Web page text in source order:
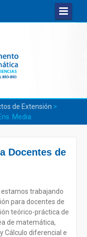
de Extensión >
Media
Docentes de
trabajando
para docentes de
teórico-práctica de
de matemática,
Cálculo diferencial e